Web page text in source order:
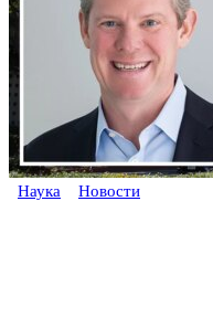
Наука Новости